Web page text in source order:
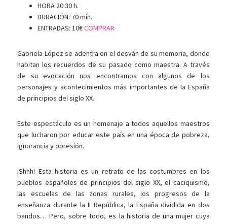
HORA 20:30 h.
DURACIÓN: 70 min.
ENTRADAS: 10€COMPRAR
Gabriela López se adentra en el desván de su memoria, donde
habitan los recuerdos de su pasado como maestra. A través
de su evocación nos encontramos con algunos de los
personajes y acontecimientos más importantes de la España
de principios del siglo XX.
Este espectáculo es un homenaje a todos aquellos maestros
que lucharon por educar este país en una época de pobreza,
ignorancia y opresión.
¡Shhh! Esta historia es un retrato de las costumbres en los
pueblos españoles de principios del siglo XX, el caciquismo,
las escuelas de las zonas rurales, los progresos de la
enseñanza durante la II República, la España dividida en dos
bandos… Pero, sobre todo, es la historia de una mujer cuya